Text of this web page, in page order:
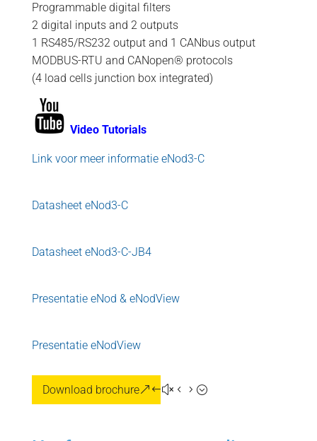
Programmable digital filters
2 digital inputs and 2 outputs
1 RS485/RS232 output and 1 CANbus output
MODBUS-RTU and CANopen® protocols
(4 load cells junction box integrated)
Video Tutorials
Link voor meer informatie eNod3-C
Datasheet eNod3-C
Datasheet eNod3-C-JB4
Presentatie eNod & eNodView
Presentatie eNodView
Download brochure